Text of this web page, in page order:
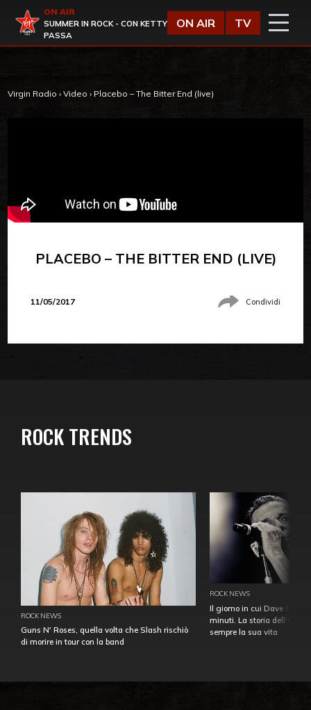
Virgin Radio
ON AIR
SUMMER IN ROCK - CON KETTY
PASSA
ON AIR TV
Virgin Radio › Video › Placebo – The Bitter End (live)
PLACEBO – THE BITTER END (LIVE)
11/05/2017 Condividi
ROCK TRENDS
ROCK NEWS
Guns N' Roses, quella volta che Slash rischiò
di morire in tour con la band
ROCK NEWS
Il giorno in cui Dave
minuti. La storia
sempre la sua vita